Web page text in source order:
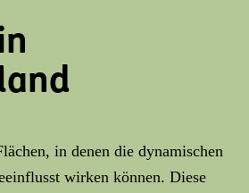
in denen die dynamischen
wirken können. Diese